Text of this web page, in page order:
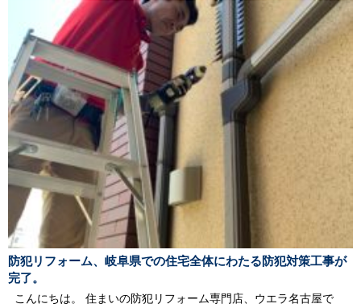
防犯リフォーム、岐阜県での住宅全体にわたる防犯対策工事が
完了。
こんにちは。 住まいの防犯リフォーム専門店、ウエラ名古屋で